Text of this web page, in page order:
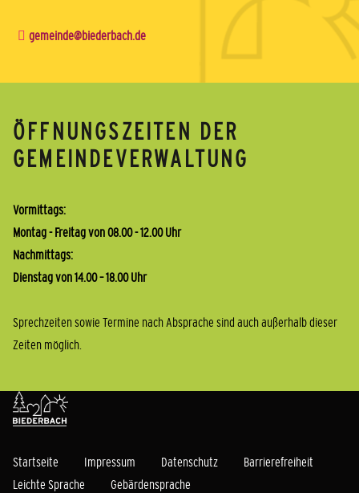
gemeinde@biederbach.de
ÖFFNUNGSZEITEN DER
GEMEINDEVERWALTUNG
Vormittags:
Montag - Freitag von 08.00 - 12.00 Uhr
Nachmittags:
Dienstag von 14.00 – 18.00 Uhr
Sprechzeiten sowie Termine nach Absprache sind auch außerhalb dieser
Zeiten möglich.
Startseite Impressum Datenschutz
Barrierefreiheit
Leichte Sprache
Gebärdensprache